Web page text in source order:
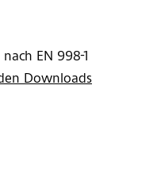
EN 998-1
Downloads